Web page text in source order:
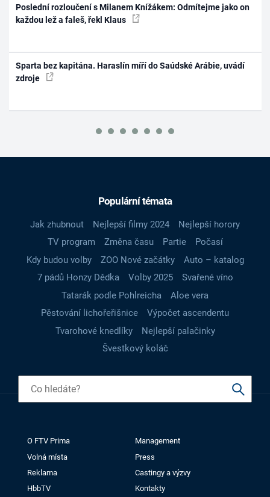
Poslední rozloučení s Milanem Knížákem: Odmítejme jako on
každou lež a faleš, řekl Klaus
Sparta bez kapitána. Haraslín míří do Saúdské Arábie, uvádí
zdroje
Populární témata
Jak zhubnout Nejlepší filmy 2024
Nejlepší horory
TV program
Změna času Partie
Počasí
Kdy budou volby
ZOO Nové začátky
Auto – katalog
7 pádů Honzy Dědka
Volby 2025
Svařené víno
Tatarák podle Pohlreicha
Aloe vera
Pěstování lichořeřišnice
Výpočet ascendentu
Tvarohové knedlíky
Nejlepší palačinky
Švestkový koláč
O FTV Prima
Management
Volná místa
Press
Reklama
Castingy a výzvy
HbbTV
Kontakty